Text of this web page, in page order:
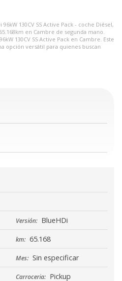
130CV SS Active Pack - coche Diésel,
en Cambre de segunda mano.
130CV SS Active Pack en Cambre. Este
opción versátil para quienes buscan
Versión: BlueHDi
km: 65.168
Mes: Sin especificar
Carroceria: Pickup